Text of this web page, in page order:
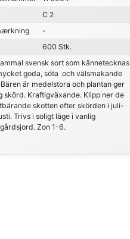
C 2
-
600 Stk.
svensk sort som kännetecknas
goda, söta och välsmakande
är medelstora och plantan ger
skörd. Kraftigväxande. Klipp ner de
skotten efter skörden i juli-
Trivs i soligt läge i vanlig
Zon 1-6.